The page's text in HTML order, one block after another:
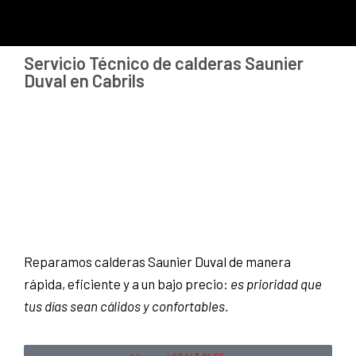
Servicio Técnico de calderas Saunier
Duval en Cabrils
Reparamos calderas Saunier Duval de manera
rápida, eficiente y a un bajo precio: es prioridad que
tus días sean cálidos y confortables.